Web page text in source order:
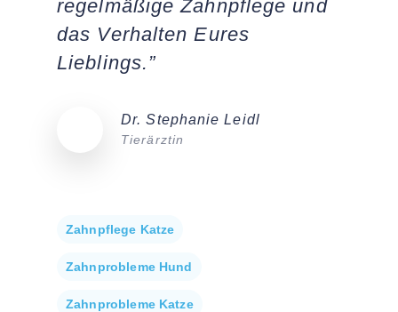
regelmäßige Zahnpflege und
das Verhalten Eures
Lieblings.”
Dr. Stephanie Leidl
Tierärztin
Zahnpflege Katze
Zahnprobleme Hund
Zahnprobleme Katze